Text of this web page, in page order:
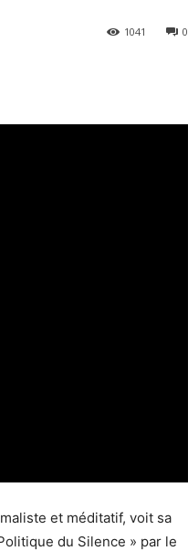
0
1041
et méditatif, voit sa
du Silence » par le